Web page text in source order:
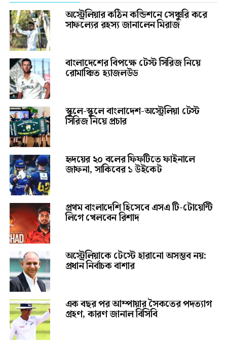
অস্ট্রেলিয়ার কঠিন কন্ডিশনে সেঞ্চুরি করে
সাফল্যের রহস্য জানালেন মিরাজ
বাংলাদেশের বিপক্ষে টেস্ট সিরিজ নিয়ে
রোমাঞ্চিত হ্যাজলউড
স্কুলে-স্কুলে বাংলাদেশ-অস্ট্রেলিয়া টেস্ট
সিরিজ নিয়ে প্রচার
হৃদয়ের ২০ বলের ফিফটিতে ফাইনালে
জাফনা, সাকিবের ১ উইকেট
প্রথম বাংলাদেশি হিসেবে এসএ টি-টোয়েন্টি
লিগে খেলবেন রিশাদ
অস্ট্রেলিয়াকে টেস্টে হারানো অসম্ভব নয়:
প্রধান নির্বাচক বাশার
এক বছর পর আম্পায়ার সৈকতের পদত্যাগ
গ্রহণ, কারণ জানাল বিসিবি